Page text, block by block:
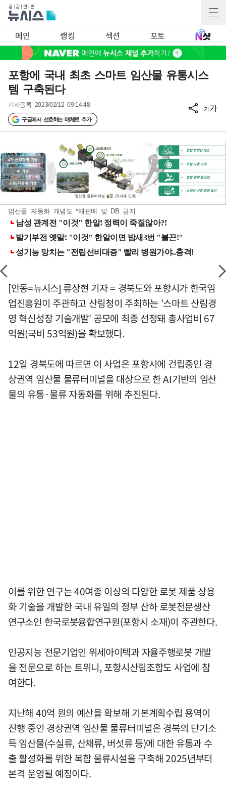
메인 랭킹 섹션 포토
포항에 국내 최초 스마트 임산물 유통시스
템 구축된다
기사등록 2023/02/12 09:14:48
구글에서 선호하는 매체로 추가
가가
임산물 자동화 개념도 *재판매 및 DB 금지
[안동=뉴시스] 류상현 기자 = 경북도와 포항시가 한국임
업진흥원이 주관하고 산림청이 주최하는 '스마트 산림경
영 혁신성장 기술개발' 공모에 최종 선정돼 총사업비 67
억원(국비 53억원)을 확보했다.
12일 경북도에 따르면 이 사업은 포항시에 건립중인 경
상권역 임산물 물류터미널을 대상으로 한 AI기반의 임산
물의 유통·물류 자동화를 위해 추진된다.
이를 위한 연구는 40여종 이상의 다양한 로봇 제품 상용
화 기술을 개발한 국내 유일의 정부 산하 로봇전문생산
연구소인 한국로봇융합연구원(포항시 소재)이 주관한다.
인공지능 전문기업인 위세아이텍과 자율주행로봇 개발
을 전문으로 하는 트위니, 포항시산림조합도 사업에 참
여한다.
지난해 40억 원의 예산을 확보해 기본계획수립 용역이
진행 중인 경상권역 임산물 물류터미널은 경북의 단기소
득 임산물(수실류, 산채류, 버섯류 등)에 대한 유통과 수
출 활성화를 위한 복합 물류시설을 구축해 2025년부터
본격 운영될 예정이다.